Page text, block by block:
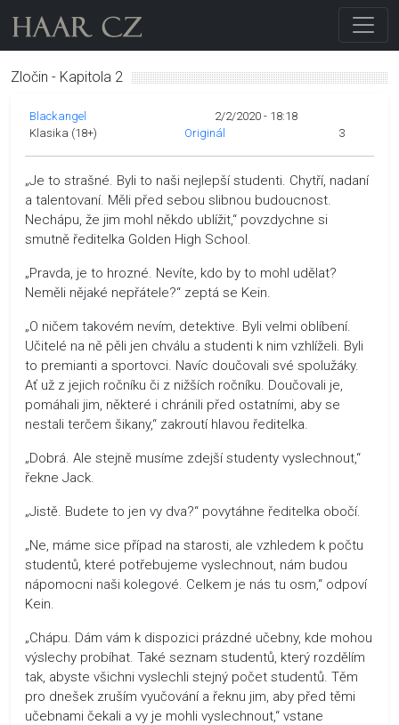
Zločin - Kapitola 2
Blackangel
2/2/2020 - 18:18
Klasika (18+)
Originál 3
„Je to strašné. Byli to naši nejlepší studenti. Chytří, nadaní
a talentovaní. Měli před sebou slibnou budoucnost.
Nechápu, že jim mohl někdo ublížit,“ povzdychne si
smutně ředitelka Golden High School.
„Pravda, je to hrozné. Nevíte, kdo by to mohl udělat?
Neměli nějaké nepřátele?“ zeptá se Kein.
„O ničem takovém nevím, detektive. Byli velmi oblíbení.
Učitelé na ně pěli jen chválu a studenti k nim vzhlíželi. Byli
to premianti a sportovci. Navíc doučovali své spolužáky.
Ať už z jejich ročníku či z nižších ročníku. Doučovali je,
pomáhali jim, některé i chránili před ostatními, aby se
nestali terčem šikany,“ zakroutí hlavou ředitelka.
„Dobrá. Ale stejně musíme zdejší studenty vyslechnout,“
řekne Jack.
„Jistě. Budete to jen vy dva?“ povytáhne ředitelka obočí.
„Ne, máme sice případ na starosti, ale vzhledem k počtu
studentů, které potřebujeme vyslechnout, nám budou
nápomocni naši kolegové. Celkem je nás tu osm,“ odpoví
Kein.
„Chápu. Dám vám k dispozici prázdné učebny, kde mohou
výslechy probíhat. Také seznam studentů, který rozdělím
tak, abyste všichni vyslechli stejný počet studentů. Těm
pro dnešek zruším vyučování a řeknu jim, aby před těmi
učebnami čekali a vy je mohli vyslechnout,“ vstane